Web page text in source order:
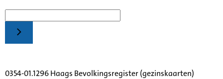
0354-01.1296 Haags Bevolkingsregister (gezinskaarten)